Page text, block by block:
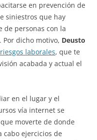
en prevención de
siniestros que hay
de personas con la
Por dicho motivo, Deusto
laborales, que te
acabada y actual el
en el lugar y el
vía internet se
moverte de donde
cabo ejercicios de